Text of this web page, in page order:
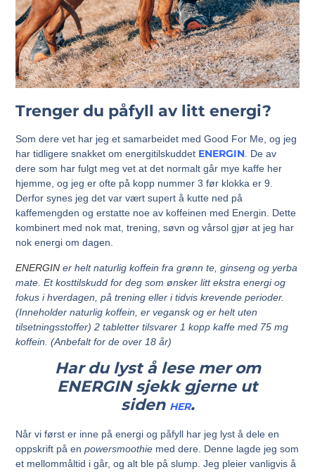
Trenger du påfyll av litt energi?
Som dere vet har jeg et samarbeidet med Good For Me, og jeg
har tidligere snakket om energitilskuddet ENERGIN. De av
dere som har fulgt meg vet at det normalt går mye kaffe her
hjemme, og jeg er ofte på kopp nummer 3 før klokka er 9.
Derfor synes jeg det var vært supert å kutte ned på
kaffemengden og erstatte noe av koffeinen med Energin. Dette
kombinert med nok mat, trening, søvn og vårsol gjør at jeg har
nok energi om dagen.
ENERGIN er helt naturlig koffein fra grønn te, ginseng og yerba
mate. Et kosttilskudd for deg som ønsker litt ekstra energi og
fokus i hverdagen, på trening eller i tidvis krevende perioder.
(Inneholder naturlig koffein, er vegansk og er helt uten
tilsetningsstoffer) 2 tabletter tilsvarer 1 kopp kaffe med 75 mg
koffein. (Anbefalt for de over 18 år)
Har du lyst å lese mer om
ENERGIN sjekk gjerne ut
siden HER.
Når vi først er inne på energi og påfyll har jeg lyst å dele en
oppskrift på enpowersmoothie med dere. Denne lagde jeg som
et mellommåltid i går, og alt ble på slump. Jeg pleier vanligvis å